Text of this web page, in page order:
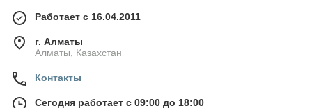
Работает с 16.04.2011
г. Алматы
Алматы, Казахстан
Контакты
Сегодня работает с 09:00 до 18:00